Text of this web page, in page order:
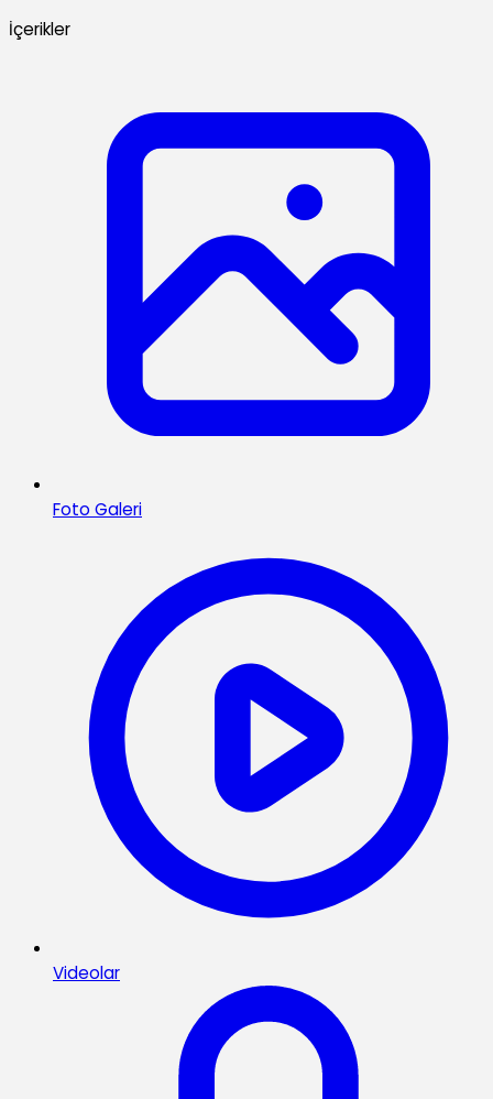
İçerikler
Foto Galeri
Videolar